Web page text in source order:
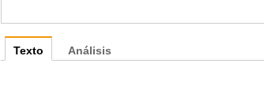
Texto Análisis